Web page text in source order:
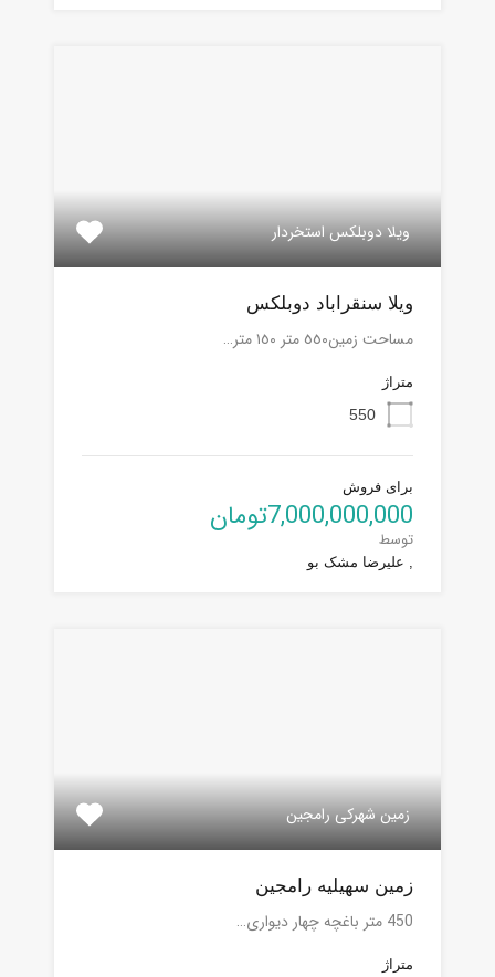
ویلا دوبلکس استخردار
ویلا سنقراباد دوبلکس
مساحت زمین٥٥٠ متر ١٥٠ متر…
متراژ
550
برای فروش
7,000,000,000تومان
توسط
, علیرضا مشک بو
زمین شهرکی رامجین
زمین سهیلیه رامجین
450 متر باغچه چهار دیواری…
متراژ